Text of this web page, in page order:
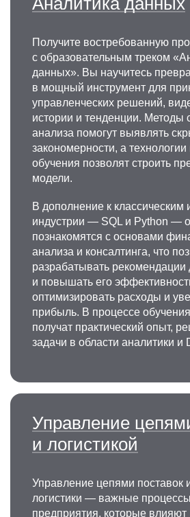
Получите востребованную
с образовательным треком
данных». Вы научитесь
в мощный инструмент для
управленческих решений,
истории и тенденции. Методы
анализа помогут выявлять
закономерности, а
обучения позволят строить
модели.
В дополнение к классическим
индустрии — SQL и Python —
познакомятся с основами
анализа и консалтинга, что
разрабатывать рекомендации
и повышать его
оптимизировать расходы и
прибыль. В процессе
получат практический опыт,
задачи в области аналитики и
Управление
и логистикой
Управление цепями поставок
логистики — важные
предприятия, которые влияют